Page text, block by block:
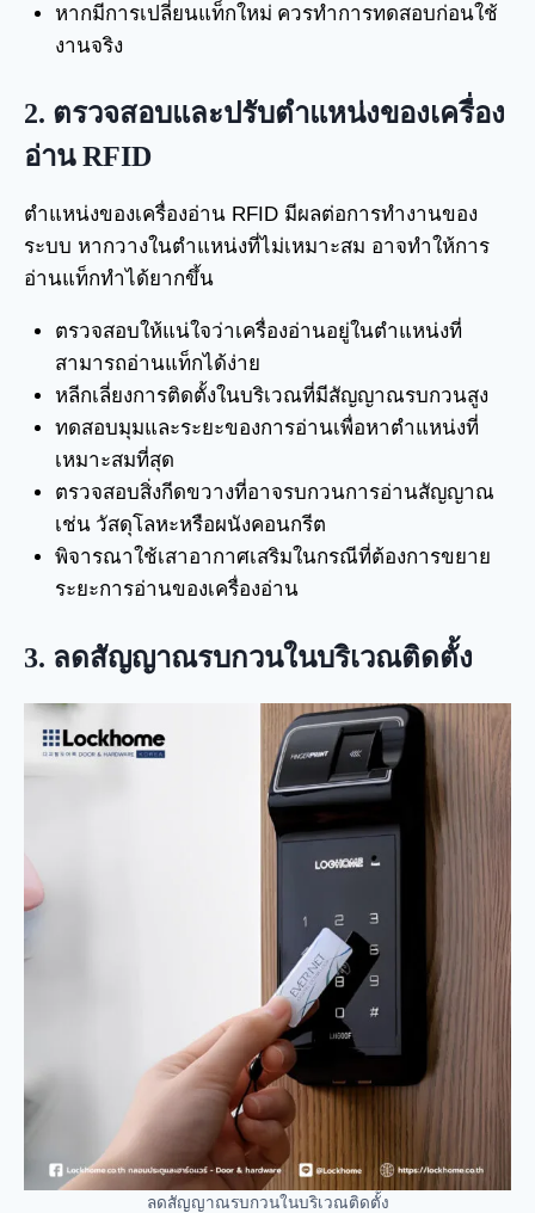
หากมีการเปลี่ยนแท็กใหม่ ควรทำการทดสอบก่อนใช้
งานจริง
2. ตรวจสอบและปรับตำแหน่งของเครื่อง
อ่านRFID
ตำแหน่งของเครื่องอ่าน RFID มีผลต่อการทำงานของ
ระบบ หากวางในตำแหน่งที่ไม่เหมาะสม อาจทำให้การ
อ่านแท็กทำได้ยากขึ้น
ตรวจสอบให้แน่ใจว่าเครื่องอ่านอยู่ในตำแหน่งที่
สามารถอ่านแท็กได้ง่าย
หลีกเลี่ยงการติดตั้งในบริเวณที่มีสัญญาณรบกวนสูง
ทดสอบมุมและระยะของการอ่านเพื่อหาตำแหน่งที่
เหมาะสมที่สุด
ตรวจสอบสิ่งกีดขวางที่อาจรบกวนการอ่านสัญญาณ
เช่น วัสดุโลหะหรือผนังคอนกรีต
พิจารณาใช้เสาอากาศเสริมในกรณีที่ต้องการขยาย
ระยะการอ่านของเครื่องอ่าน
3. ลดสัญญาณรบกวนในบริเวณติดตั้ง
ลดสัญญาณรบกวนในบริเวณติดตั้ง